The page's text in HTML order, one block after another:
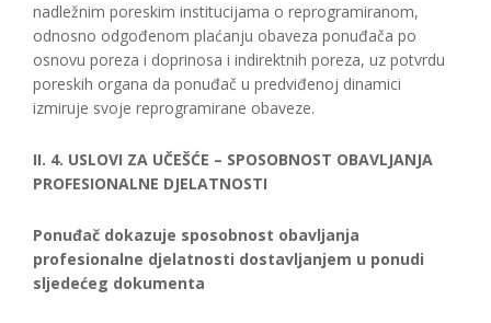
nadležnim poreskim institucijama o reprogramiranom,
odnosno odgođenom plaćanju obaveza ponuđača po
osnovu poreza i doprinosa i indirektnih poreza, uz potvrdu
poreskih organa da ponuđač u predviđenoj dinamici
izmiruje svoje reprogramirane obaveze.
II. 4. USLOVI ZA UČEŠĆE – SPOSOBNOST OBAVLJANJA
PROFESIONALNE DJELATNOSTI
Ponuđač dokazuje sposobnost obavljanja
profesionalne djelatnosti dostavljanjem u ponudi
sljedećeg dokumenta